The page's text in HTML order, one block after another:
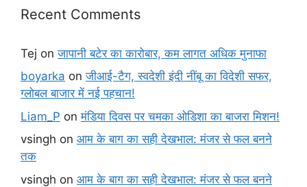
Recent Comments
Tej onजापानी बटेर का कारोबार, कम लागत अधिक मुनाफा
boyarka onजीआई-टैग, स्वदेशी इंदी नींबू का विदेशी सफर,
ग्लोबल बाजार में नई पहचान!
Liam_P onमंडिया दिवस पर चमका ओडिशा का बाजरा मिशन!
vsingh on आम के बाग का सही देखभाल: मंजर से फल बनने
तक
vsingh on आम के बाग का सही देखभाल: मंजर से फल बनने